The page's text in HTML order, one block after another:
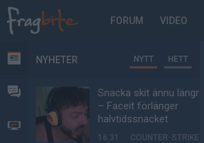
FORUM VIDEO
NYHETER
FORUM
VIDEO
NYHETER NYTT HETT
Snacka skit ännu längre
– Faceit förlänger
halvtidssnacket
16:31 COUNTER-STRIKE